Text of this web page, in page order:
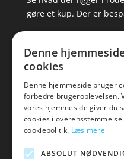
gøre et kup. Der er
Tlf: 7876
Mail:
Denne
cookies
Denne hjemmeside bruger
forbedre brugeroplevelsen.
vores hjemmeside giver du
cookies i
cookiepolitik. Læs mere
ABSOLUT